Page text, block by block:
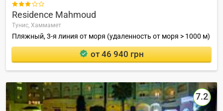

Residence Mahmoud
Тунис, Хаммамет
Пляжный, 3-я линия от моря (удаленность от моря > 1000 м)
от 46 940 грн
7.2